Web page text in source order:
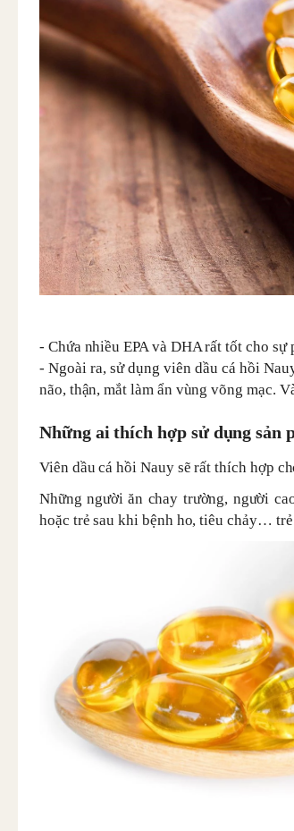
- Chứa nhiều EPA và DHA rất tốt cho
- Ngoài ra, sử dụng viên dầu cá hồi
não, thận, mắt làm ẩn vùng võng mạc.
Những ai thích hợp sử dụng sản
Viên dầu cá hồi Nauy sẽ rất thích hợp
Những người ăn chay trường, người
hoặc trẻ sau khi bệnh ho, tiêu chảy…